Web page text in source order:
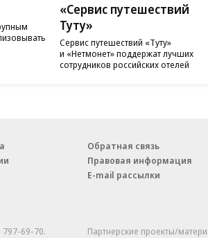
«Сервис путешествий
Туту»
Сервис путешествий «Туту»
и «Нетмонет» поддержат лучших
сотрудников российских отелей
Обратная связь
Правовая информация
E-mail рассылки
797-69-70.
Партнерские проекты/